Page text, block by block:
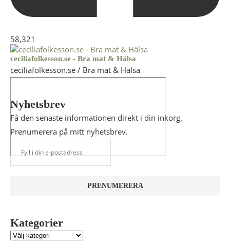
58,321
ceciliafolkesson.se - Bra mat & Hälsa
ceciliafolkesson.se / Bra mat & Hälsa
Nyhetsbrev
Få den senaste informationen direkt i din inkorg.
Prenumerera på mitt nyhetsbrev.
Kategorier